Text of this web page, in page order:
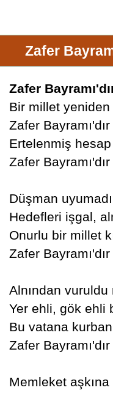
Zafer
Zafer
Bir millet
Zafer
Ertelenmiş
Zafer
Düşman
Hedefleri işgal,
Onurlu bir millet
Zafer
Alnından
Yer ehli, gök ehli
Bu vatana
Zafer
Memleket